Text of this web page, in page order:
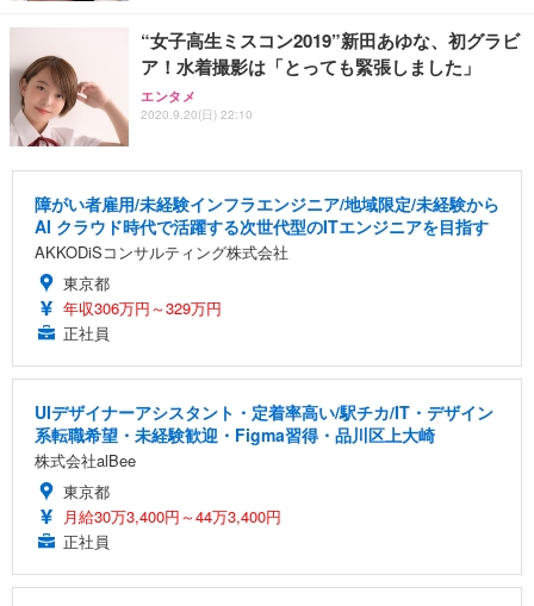
“女子高生ミスコン2019”新田あゆな、初グラビ
ア！水着撮影は「とっても緊張しました」
エンタメ
2020.9.20(日) 22:10
障がい者雇用/未経験インフラエンジニア/地域限定/未経験から
AI クラウド時代で活躍する次世代型のITエンジニアを目指す
AKKODiSコンサルティング株式会社
東京都
年収306万円～329万円
正社員
UIデザイナーアシスタント・定着率高い/駅チカ/IT・デザイン
系転職希望・未経験歓迎・Figma習得・品川区上大崎
株式会社alBee
東京都
月給30万3,400円～44万3,400円
正社員